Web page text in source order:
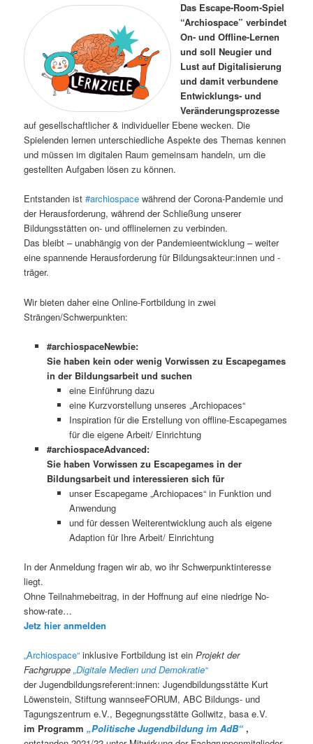
Das Escape-Room-Spiel
“Archiospace” verbindet
On- und Offline-Lernen
und soll Neugier und
Lust auf Digitalisierung
und damit verbundene
Entwicklungs- und
Veränderungsprozesse
auf gesellschaftlicher & individueller Ebene wecken. Die
Spielenden lernen unterschiedliche Aspekte des Themas kennen
und müssen im digitalen Raum gemeinsam handeln, um die
gestellten Aufgaben lösen zu können.
Entstanden ist#archiospace während der Corona-Pandemie und
der Herausforderung, während der Schließung unserer
Bildungsstätten on- und offlinelernen zu verbinden.
Das bleibt – unabhängig von der Pandemieentwicklung – weiter
eine spannende Herausforderung für Bildungsakteur:innen und -
träger.
Wir bieten daher eine Online-Fortbildung in zwei
Strängen/Schwerpunkten:
#archiospaceNewbie:
Sie haben kein oder wenig Vorwissen zu Escapegames
in der Bildungsarbeit und suchen
eine Einführung dazu
eine Kurzvorstellung unseres „Archiopaces“
Inspiration für die Erstellung von offline-Escapegames
für die eigene Arbeit/ Einrichtung
#archiospaceAdvanced:
Sie haben Vorwissen zu Escapegames in der
Bildungsarbeit und interessieren sich für
unser Escapegame „Archiopaces“ in Funktion und
Anwendung
und für dessen Weiterentwicklung auch als eigene
Adaption für Ihre Arbeit/ Einrichtung
In der Anmeldung fragen wir ab, wo ihr Schwerpunktinteresse
liegt.
Ohne Teilnahmebeitrag, in der Hoffnung auf eine niedrige No-
show-rate…
Jetz hier anmelden
„Archiospace“ inklusive Fortbildung ist einProjekt der
Fachgruppe„Digitale Medien und Demokratie“
der Jugendbildungsreferent:innen: Jugendbildungsstätte Kurt
Löwenstein, Stiftung wannseeFORUM, ABC Bildungs- und
Tagungszentrum e.V., Begegnungsstätte Gollwitz, basa e.V.
im Programm„Politische Jugendbildung im AdB“ ,